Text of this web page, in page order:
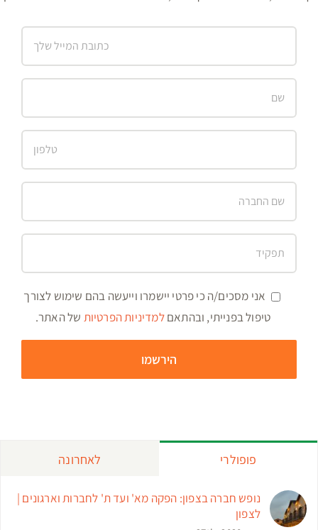
אני מסכים/ה כי פרטי יישמרו וייעשה בהם שימוש לצורך
טיפול בפנייתי, ובהתאםלמדיניות הפרטיות של האתר.
פופולרי לאחרונה
נופש חברה בצפון: הפקה מא' ועד ת' לחברות וארגונים |
לצפון